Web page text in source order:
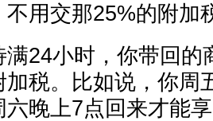
用交那25%的附加
满24小时，你带回的
税。比如说，你周
晚上7点回来才能